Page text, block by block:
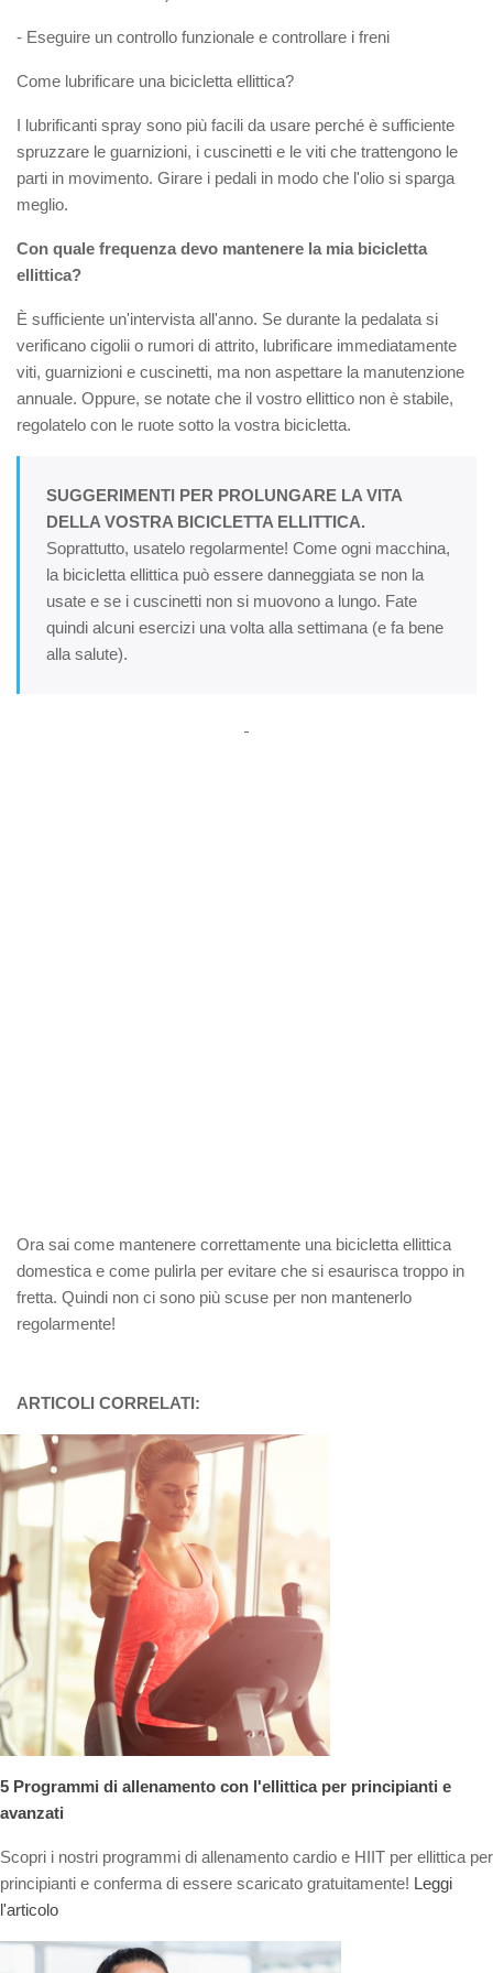
- Eseguire un controllo funzionale e controllare i freni
Come lubrificare una bicicletta ellittica?
I lubrificanti spray sono più facili da usare perché è sufficiente
spruzzare le guarnizioni, i cuscinetti e le viti che trattengono le
parti in movimento. Girare i pedali in modo che l'olio si sparga
meglio.
Con quale frequenza devo mantenere la mia bicicletta
ellittica?
È sufficiente un'intervista all'anno. Se durante la pedalata si
verificano cigolii o rumori di attrito, lubrificare immediatamente
viti, guarnizioni e cuscinetti, ma non aspettare la manutenzione
annuale. Oppure, se notate che il vostro ellittico non è stabile,
regolatelo con le ruote sotto la vostra bicicletta.
SUGGERIMENTI PER PROLUNGARE LA VITA
DELLA VOSTRA BICICLETTA ELLITTICA.
Soprattutto, usatelo regolarmente! Come ogni macchina,
la bicicletta ellittica può essere danneggiata se non la
usate e se i cuscinetti non si muovono a lungo. Fate
quindi alcuni esercizi una volta alla settimana (e fa bene
alla salute).
Ora sai come mantenere correttamente una bicicletta ellittica
domestica e come pulirla per evitare che si esaurisca troppo in
fretta. Quindi non ci sono più scuse per non mantenerlo
regolarmente!
ARTICOLI CORRELATI:
5 Programmi di allenamento con l'ellittica per principianti e
avanzati
Scopri i nostri programmi di allenamento cardio e HIIT per ellittica per
principianti e conferma di essere scaricato gratuitamente! Leggi
l'articolo